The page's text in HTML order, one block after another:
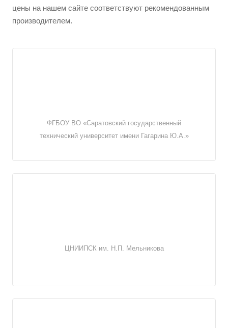
цены на нашем сайте соответствуют рекомендованным
производителем.
ФГБОУ ВО «Саратовский государственный
технический университет имени Гагарина Ю.А.»
ЦНИИПСК им. Н.П. Мельникова